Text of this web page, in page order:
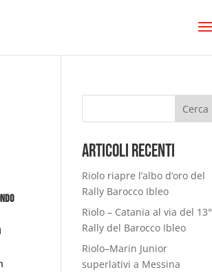
Cerca
Articoli Recenti
Riolo riapre l’albo d’oro del
Rally Barocco Ibleo
Riolo – Catania al via del 13°
Rally del Barocco Ibleo
Riolo–Marin Junior
superlativi a Messina